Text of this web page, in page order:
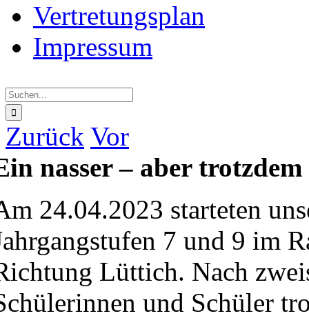
Vertretungsplan
Impressum
nach:
Zurück Vor
nasser – aber
24.04.2023 starteten
7 und 9 im
Lüttich. Nach
und Schüler